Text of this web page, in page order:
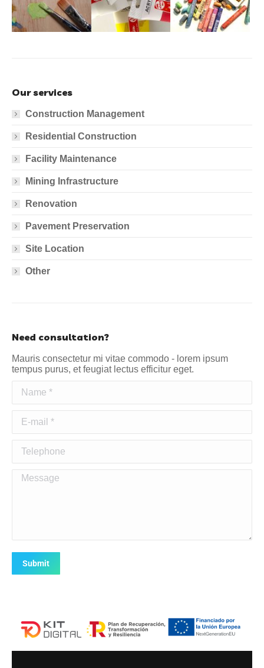
Our services
Construction Management
Residential Construction
Facility Maintenance
Mining Infrastructure
Renovation
Pavement Preservation
Site Location
Other
Need consultation?
Mauris consectetur mi vitae commodo - lorem ipsum
tempus purus, et feugiat lectus efficitur eget.
Message
Submit